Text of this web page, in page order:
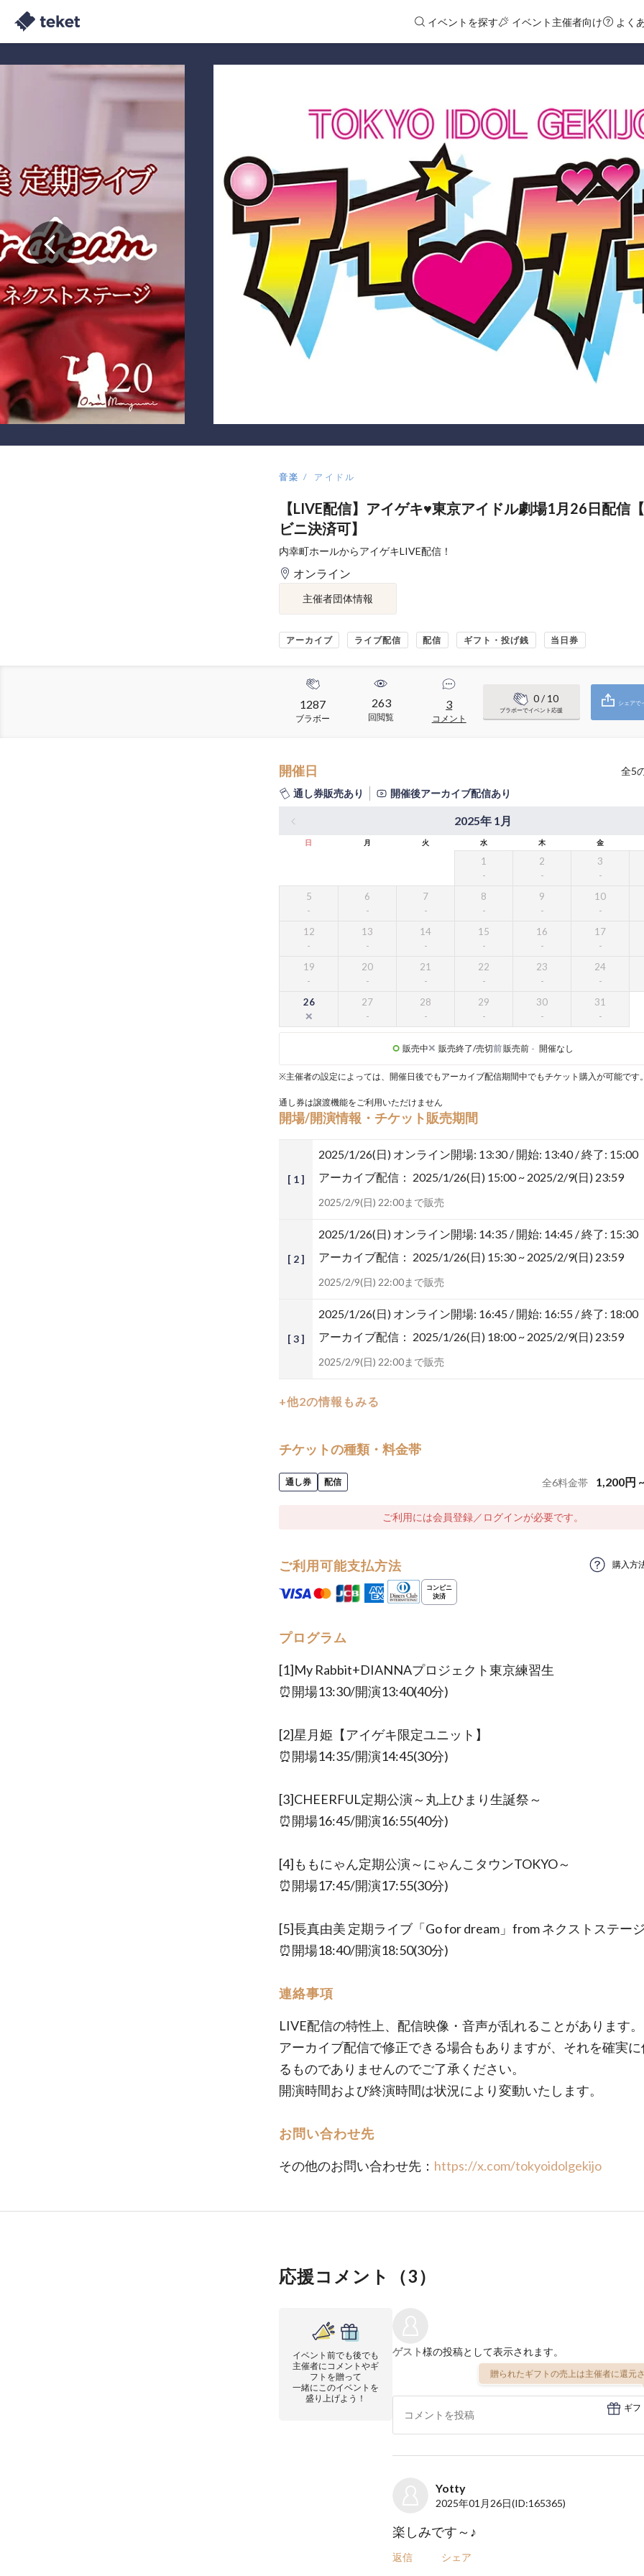
イベントを探す イベント主催者向け よく
音楽 アイドル
【LIVE配信】アイゲキ♥東京アイドル劇場1月26日配信
ビニ決済可】
内幸町ホールからアイゲキLIVE配信！
オンライン
主催者団体情報
アーカイブ ライブ配信 配信 ギフト・投げ銭 当日券
1287
ブラボー
263
回閲覧
3
コメント
0/ 10
ブラボーでイベント応援
シェアで
開催日 全5
通し券販売あり
開催後アーカイブ配信あり
2025年 1月
日 月 火 水 木 金
1 2 3
5 6 7 8 9 10
12 13 14 15 16 17
19 20 21 22 23 24
26 27 28 29 30 31
販売中 販売終了/売切前販売前 - 開催なし
※主催者の設定によっては、開催日後でもアーカイブ配信期間中でもチケット購入が可能です
通し券は譲渡機能をご利用いただけません
開場/開演情報・チケット販売期間
[ 1 ]
2025/1/26(日) オンライン開場: 13:30 / 開始: 13:40 / 終了: 15:00
アーカイブ配信： 2025/1/26(日) 15:00 ~ 2025/2/9(日) 23:59
2025/2/9(日) 22:00まで販売
[ 2 ]
2025/1/26(日) オンライン開場: 14:35 / 開始: 14:45 / 終了: 15:30
アーカイブ配信： 2025/1/26(日) 15:30 ~ 2025/2/9(日) 23:59
2025/2/9(日) 22:00まで販売
[ 3 ]
2025/1/26(日) オンライン開場: 16:45 / 開始: 16:55 / 終了: 18:00
アーカイブ配信： 2025/1/26(日) 18:00 ~ 2025/2/9(日) 23:59
2025/2/9(日) 22:00まで販売
+他2の情報もみる
チケットの種類・料金帯
通し券 配信 全6料金帯 1,200円
ご利用には会員登録／ログインが必要です。
ご利用可能支払方法 購入方
プログラム
[1]My Rabbit+DIANNAプロジェクト東京練習生
⏰開場13:30/開演13:40(40分)
[2]星月姫【アイゲキ限定ユニット】
⏰開場14:35/開演14:45(30分)
[3]CHEERFUL定期公演～丸上ひまり生誕祭～
⏰開場16:45/開演16:55(40分)
[4]ももにゃん定期公演～にゃんこタウンTOKYO～
⏰開場17:45/開演17:55(30分)
[5]長真由美 定期ライブ「Go for dream」from ネクストステー
⏰開場18:40/開演18:50(30分)
連絡事項
LIVE配信の特性上、配信映像・音声が乱れることがあります。
アーカイブ配信で修正できる場合もありますが、それを確実
るものでありませんのでご了承ください。
開演時間および終演時間は状況により変動いたします。
お問い合わせ先
その他のお問い合わせ先： https://x.com/tokyoidolgekijo
応援コメント（3）
イベント前でも後でも
主催者にコメントやギ
フトを贈って
一緒にこのイベントを
盛り上げよう！
ゲスト様の投稿として表示されます。
贈られたギフトの売上は主催者に還元
ギフ
Yotty
2025年01月26日(ID:165365)
楽しみです～♪
返信 シェア